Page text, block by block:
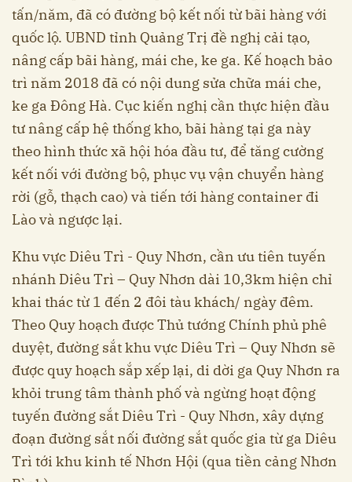
tấn/năm, đã có đường bộ kết nối từ bãi hàng với
quốc lộ. UBND tỉnh Quảng Trị đề nghị cải tạo,
nâng cấp bãi hàng, mái che, ke ga. Kế hoạch bảo
trì năm 2018 đã có nội dung sửa chữa mái che,
ke ga Đông Hà. Cục kiến nghị cần thực hiện đầu
tư nâng cấp hệ thống kho, bãi hàng tại ga này
theo hình thức xã hội hóa đầu tư, để tăng cường
kết nối với đường bộ, phục vụ vận chuyển hàng
rời (gỗ, thạch cao) và tiến tới hàng container đi
Lào và ngược lại.
Khu vực Diêu Trì - Quy Nhơn, cần ưu tiên tuyến
nhánh Diêu Trì – Quy Nhơn dài 10,3km hiện chỉ
khai thác từ 1 đến 2 đôi tàu khách/ ngày đêm.
Theo Quy hoạch được Thủ tướng Chính phủ phê
duyệt, đường sắt khu vực Diêu Trì – Quy Nhơn sẽ
được quy hoạch sắp xếp lại, di dời ga Quy Nhơn ra
khỏi trung tâm thành phố và ngừng hoạt động
tuyến đường sắt Diêu Trì - Quy Nhơn, xây dựng
đoạn đường sắt nối đường sắt quốc gia từ ga Diêu
Trì tới khu kinh tế Nhơn Hội (qua tiền cảng Nhơn